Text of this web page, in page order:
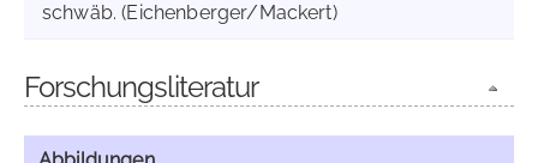
schwäb. (Eichenberger/Mackert)
Forschungsliteratur